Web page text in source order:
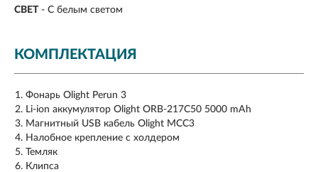
СВЕТ - С белым светом
КОМПЛЕКТАЦИЯ
Фонарь Olight Perun 3
Li-ion аккумулятор Olight ORB-217C50 5000 mAh
Магнитный USB кабель Olight MCC3
Налобное крепление с холдером
Темляк
Клипса